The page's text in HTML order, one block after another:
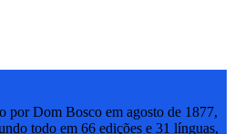
por Dom Bosco em agosto de 1877,
todo em 66 edições e 31 línguas,